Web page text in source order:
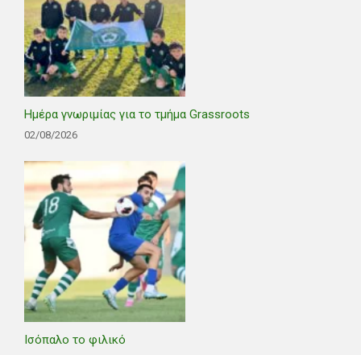
Ημέρα γνωριμίας για το τμήμα Grassroots
02/08/2026
Ισόπαλο το φιλικό